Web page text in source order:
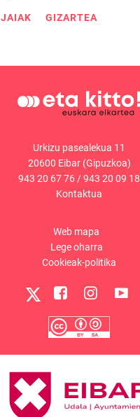
JAIAK GIZARTEA
Urkizu pasealekua 11
20600 Eibar (Gipuzkoa)
943 20 67 76/943 20 09 18
Kontaktua
Web mapa
Lege oharra
Cookieak-politika